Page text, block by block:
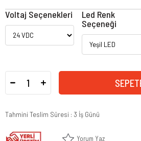
Voltaj Seçenekleri
Led Renk
Seçeneği
Tahmini Teslim Süresi : 3 İş Günü
Yorum Yaz